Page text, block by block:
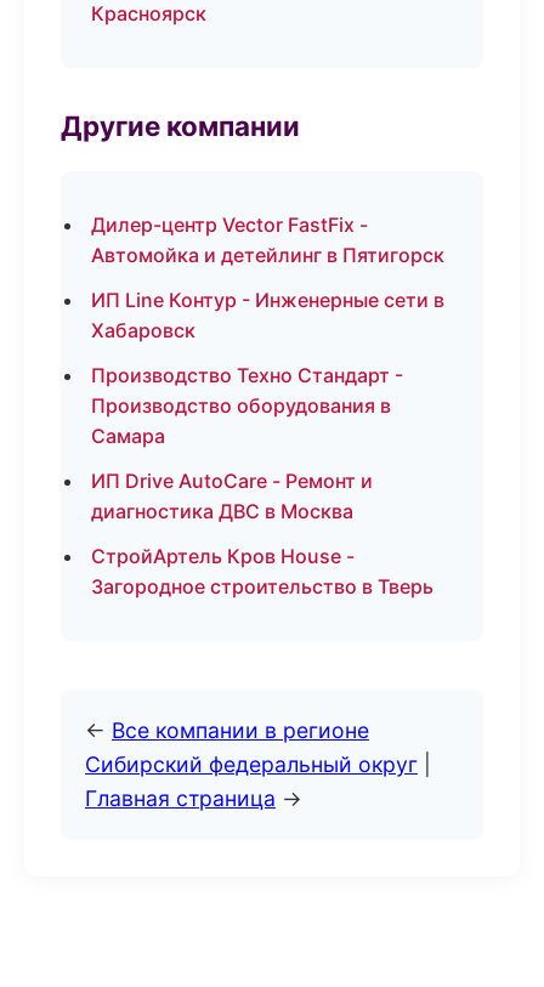
Красноярск
Другие компании
Дилер-центр Vector FastFix -
Автомойка и детейлинг в Пятигорск
ИП Line Контур - Инженерные сети в
Хабаровск
Производство Техно Стандарт -
Производство оборудования в
Самара
ИП Drive AutoCare - Ремонт и
диагностика ДВС в Москва
СтройАртель Кров House -
Загородное строительство в Тверь
← Все компании в регионе
Сибирский федеральный округ
Главная страница →